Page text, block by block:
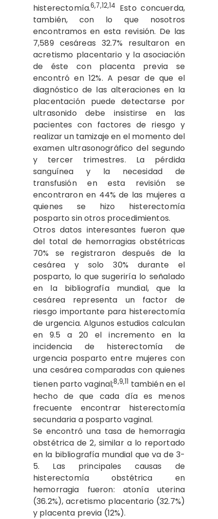
histerectomía.6,7,12,14 Esto concuerda,
también, con lo que nosotros
encontramos en esta revisión. De las
7,589 cesáreas 32.7% resultaron en
acretismo placentario y la asociación
de éste con placenta previa se
encontró en 12%. A pesar de que el
diagnóstico de las alteraciones en la
placentación puede detectarse por
ultrasonido debe insistirse en las
pacientes con factores de riesgo y
realizar un tamizaje en el momento del
examen ultrasonográfico del segundo
y tercer trimestres. La pérdida
sanguínea y la necesidad de
transfusión en esta revisión se
encontraron en 44% de las mujeres a
quienes se hizo histerectomía
posparto sin otros procedimientos.
Otros datos interesantes fueron que
del total de hemorragias obstétricas
70% se registraron después de la
cesárea y solo 30% durante el
posparto, lo que sugeriría lo señalado
en la bibliografía mundial, que la
cesárea representa un factor de
riesgo importante para histerectomía
de urgencia. Algunos estudios calculan
en 9.5 a 20 el incremento en la
incidencia de histerectomía de
urgencia posparto entre mujeres con
una cesárea comparadas con quienes
tienen parto vaginal;8,9,11 también en el
hecho de que cada día es menos
frecuente encontrar histerectomía
secundaria a posparto vaginal.
Se encontró una tasa de hemorragia
obstétrica de 2, similar a lo reportado
en la bibliografía mundial que va de 3-
5. Las principales causas de
histerectomía obstétrica en
hemorragia fueron: atonía uterina
(36.2%), acretismo placentario (32.7%)
y placenta previa (12%).